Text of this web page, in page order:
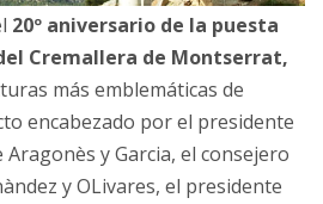
20º aniversario de la puesta
Cremallera de Montserrat,
más emblemáticas de
encabezado por el presidente
y Garcia, el consejero
y OLivares, el presidente